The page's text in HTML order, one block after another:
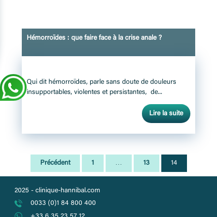
Hémorroïdes : que faire face à la crise anale ?
Qui dit hémorroïdes, parle sans doute de douleurs
insupportables, violentes et persistantes, de...
Lire la suite
Pagination
des
publications
Précédent 1 … 13 14
2025 - clinique-hannibal.com
0033 (0)1 84 800 400